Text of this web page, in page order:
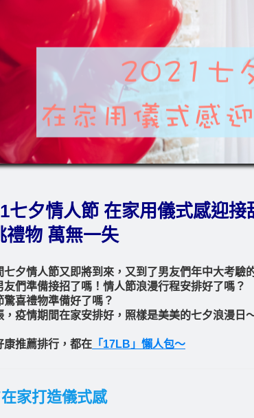
七夕情人節 在家用儀式感迎
禮物 萬無一失
七夕情人節又即將到來，又到了男友們年中大考驗
友們準備接招了嗎！情人節浪漫行程安排好了嗎？
驚喜禮物準備好了嗎？
，疫情期間在家安排好，照樣是美美的七夕浪漫日
康推薦排行，都在 「17LB」懶人包～
家打造儀式感